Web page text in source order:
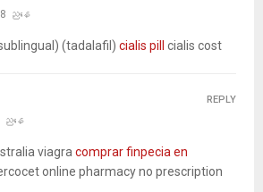
ညနေ
(tadalafil) cialis pill cialis cost
ညနေ
viagra comprar finpecia en
online pharmacy no prescription
REPLY